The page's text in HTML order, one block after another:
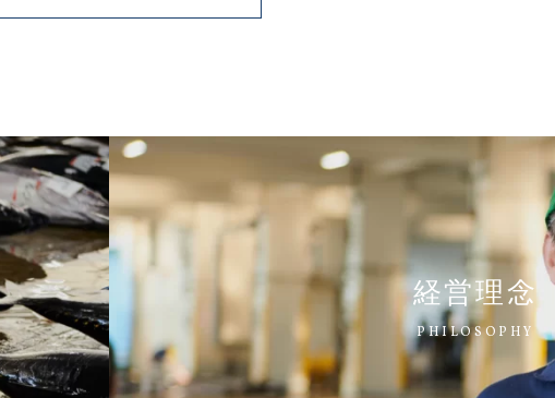
経営理念
PHILOSOPHY